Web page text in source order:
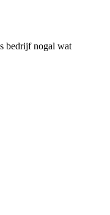
bedrijf nogal wat